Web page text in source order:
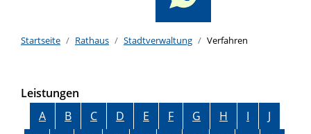
Startseite Rathaus Stadtverwaltung Verfahren
Leistungen
Alphabetisches Register überspringen
A B C D E F G H I
J